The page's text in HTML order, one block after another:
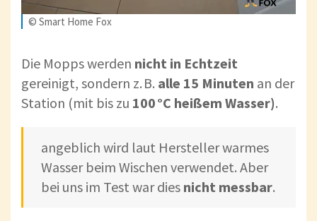
© Smart Home Fox
Die Mopps werden nicht in Echtzeit
gereinigt, sondern z. B. alle 15 Minuten an der
Station (mit bis zu 100 °C heißem Wasser).
angeblich wird laut Hersteller warmes
Wasser beim Wischen verwendet. Aber
bei uns im Test war dies nicht messbar.